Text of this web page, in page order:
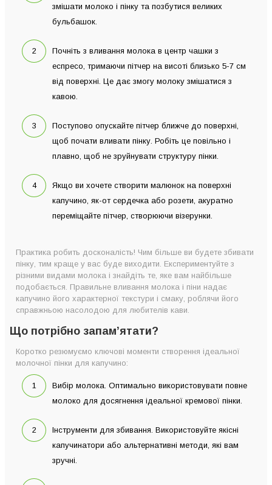
змішати молоко і пінку та позбутися великих
бульбашок.
Почніть з вливання молока в центр чашки з
еспресо, тримаючи пітчер на висоті близько 5-7 см
від поверхні. Це дає змогу молоку змішатися з
кавою.
Поступово опускайте пітчер ближче до поверхні,
щоб почати вливати пінку. Робіть це повільно і
плавно, щоб не зруйнувати структуру пінки.
Якщо ви хочете створити малюнок на поверхні
капучино, як-от сердечка або розети, акуратно
переміщайте пітчер, створюючи візерунки.
Практика робить досконалість! Чим більше ви будете збивати
пінку, тим краще у вас буде виходити. Експериментуйте з
різними видами молока і знайдіть те, яке вам найбільше
подобається. Правильне вливання молока і піни надає
капучино його характерної текстури і смаку, роблячи його
справжньою насолодою для любителів кави.
Що потрібно запам’ятати?
Коротко резюмуємо ключові моменти створення ідеальної
молочної пінки для капучино:
Вибір молока. Оптимально використовувати повне
молоко для досягнення ідеальної кремової пінки.
Інструменти для збивання. Використовуйте якісні
капучинатори або альтернативні методи, які вам
зручні.